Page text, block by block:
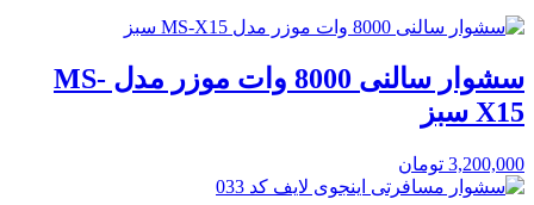
سشوار سالنی 8000 وات موزر مدل MS-
X15 سبز
3,200,000 تومان